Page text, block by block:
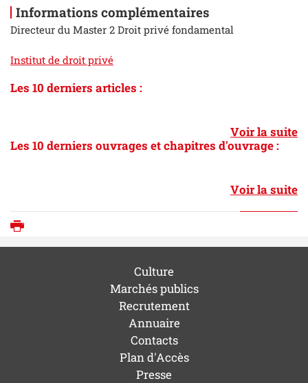
Informations complémentaires
Directeur du Master 2 Droit privé fondamental
Institut de droit privé
Les 10 derniers articles :
Voir la suite
Les 10 derniers ouvrages et chapitres d'ouvrage :
Voir la suite
Culture
Marchés publics
Recrutement
Annuaire
Contacts
Plan d'Accès
Presse